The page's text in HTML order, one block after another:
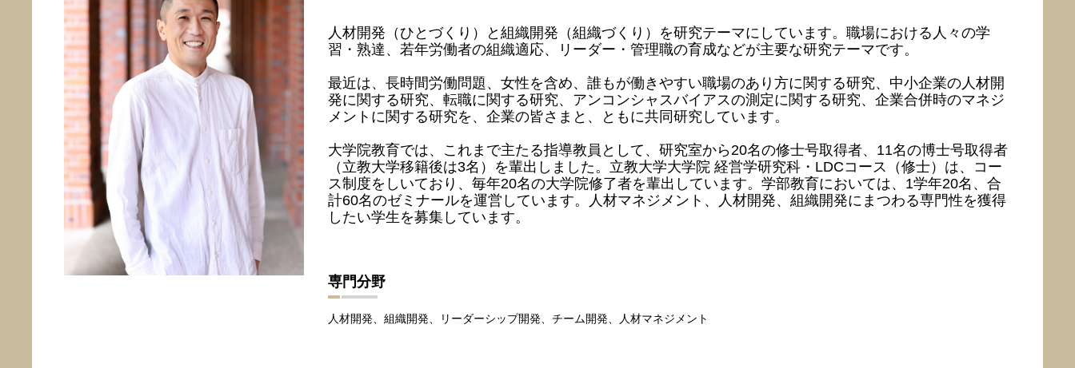
人材開発（ひとづくり）と組織開発（組織づくり）を研究テーマにしています。職場における人々の学
習・熟達、若年労働者の組織適応、リーダー・管理職の育成などが主要な研究テーマです。
最近は、長時間労働問題、女性を含め、誰もが働きやすい職場のあり方に関する研究、中小企業の人材開
発に関する研究、転職に関する研究、アンコンシャスバイアスの測定に関する研究、企業合併時のマネジ
メントに関する研究を、企業の皆さまと、ともに共同研究しています。
大学院教育では、これまで主たる指導教員として、研究室から20名の修士号取得者、11名の博士号取得者
（立教大学移籍後は3名）を輩出しました。立教大学大学院 経営学研究科・LDCコース（修士）は、コー
ス制度をしいており、毎年20名の大学院修了者を輩出しています。学部教育においては、1学年20名、合
計60名のゼミナールを運営しています。人材マネジメント、人材開発、組織開発にまつわる専門性を獲得
したい学生を募集しています。
専門分野
人材開発、組織開発、リーダーシップ開発、チーム開発、人材マネジメント